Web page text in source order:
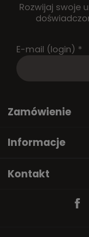
Rozwijaj swoje
E-mail (login) *
Zamówienie
Informacje
Kontakt